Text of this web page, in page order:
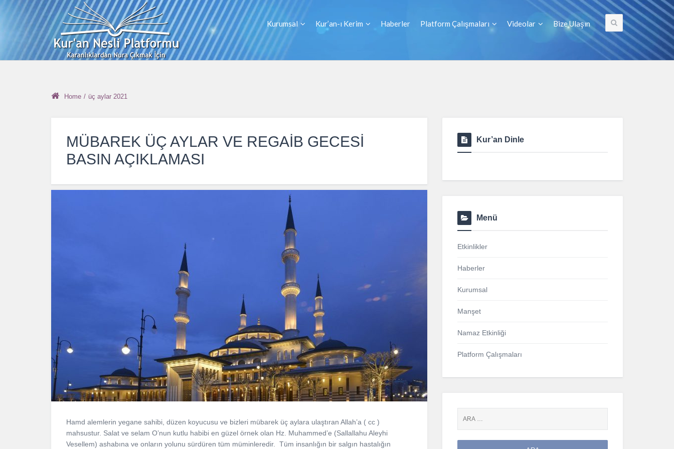
Kurumsal Kur’an-ı Kerim Haberler Platform Çalışmaları Videolar Bize Ulaşın
Home / üç aylar 2021
MÜBAREK ÜÇ AYLAR VE REGAİB GECESİ
BASIN AÇIKLAMASI
Hamd alemlerin yegane sahibi, düzen koyucusu ve bizleri mübarek üç aylara ulaştıran Allah’a ( cc )
mahsustur. Salat ve selam O’nun kutlu habibi en güzel örnek olan Hz. Muhammed’e (Sallallahu Aleyhi
Vesellem) ashabına ve onların yolunu sürdüren tüm müminleredir. Tüm insanlığın bir salgın hastalığın
Kur’an Dinle
Menü
Etkinlikler
Haberler
Kurumsal
Manşet
Namaz Etkinliği
Platform Çalışmaları